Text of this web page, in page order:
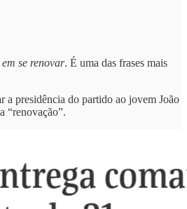
se renovar. É uma das frases mais
a presidência do partido ao jovem João
“renovação”.